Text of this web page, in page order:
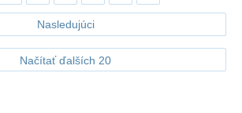
Nasledujúci
Načítať ďalších 20